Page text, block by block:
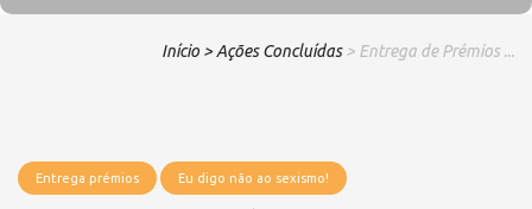
Início > Ações Concluídas > Entrega de Prémios ...
Entrega prémios Eu digo não ao sexismo!